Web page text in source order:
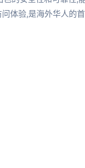
体验,是海外华人的首